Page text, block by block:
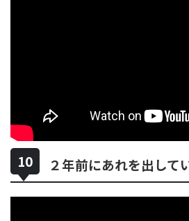
２年前にあれを出して